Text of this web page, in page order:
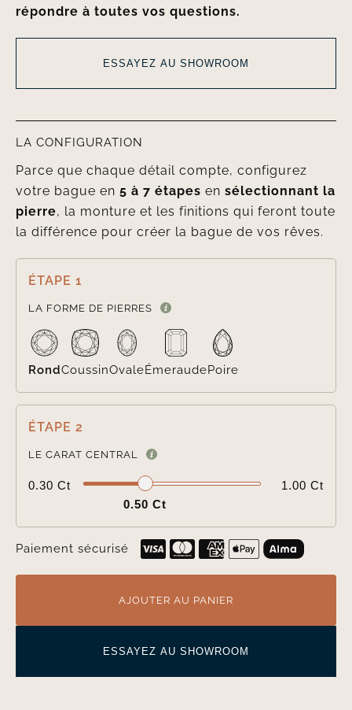
répondre à toutes vos questions.
ESSAYEZ AU SHOWROOM
LA CONFIGURATION
Parce que chaque détail compte, configurez
votre bague en 5 à 7 étapes en sélectionnant la
pierre, la monture et les finitions qui feront toute
la différence pour créer la bague de vos rêves.
ÉTAPE 1
LA FORME DE PIERRES
RondCoussinOvaleÉmeraudePoire
ÉTAPE 2
LE CARAT CENTRAL
0.30 Ct
1.00 Ct
0.50 Ct
Paiement sécurisé
AJOUTER AU PANIER
ESSAYEZ AU SHOWROOM